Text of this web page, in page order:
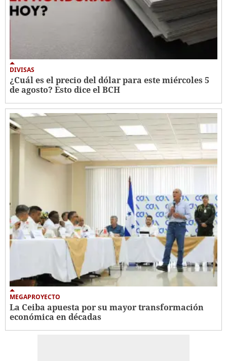
DIVISAS
¿Cuál es el precio del dólar para este miércoles 5
de agosto? Esto dice el BCH
MEGAPROYECTO
La Ceiba apuesta por su mayor transformación
económica en décadas